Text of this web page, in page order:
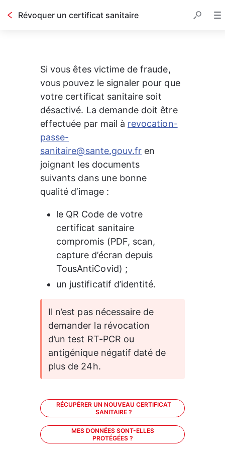
Révoquer un certificat sanitaire
Si vous êtes victime de fraude,
vous pouvez le signaler pour que
votre certificat sanitaire soit
désactivé. La demande doit être
effectuée par mail à revocation-
passe-
sanitaire@sante.gouv.fr en
joignant les documents
suivants dans une bonne
qualité d’image :
le QR Code de votre
certificat sanitaire
compromis (PDF, scan,
capture d’écran depuis
TousAntiCovid) ;
un justificatif d’identité.
Il n’est pas nécessaire de
demander la révocation
d’un test RT-PCR ou
antigénique négatif daté de
plus de 24h.
RÉCUPÉRER UN NOUVEAU CERTIFICAT
SANITAIRE ?
MES DONNÉES SONT-ELLES
PROTÉGÉES ?